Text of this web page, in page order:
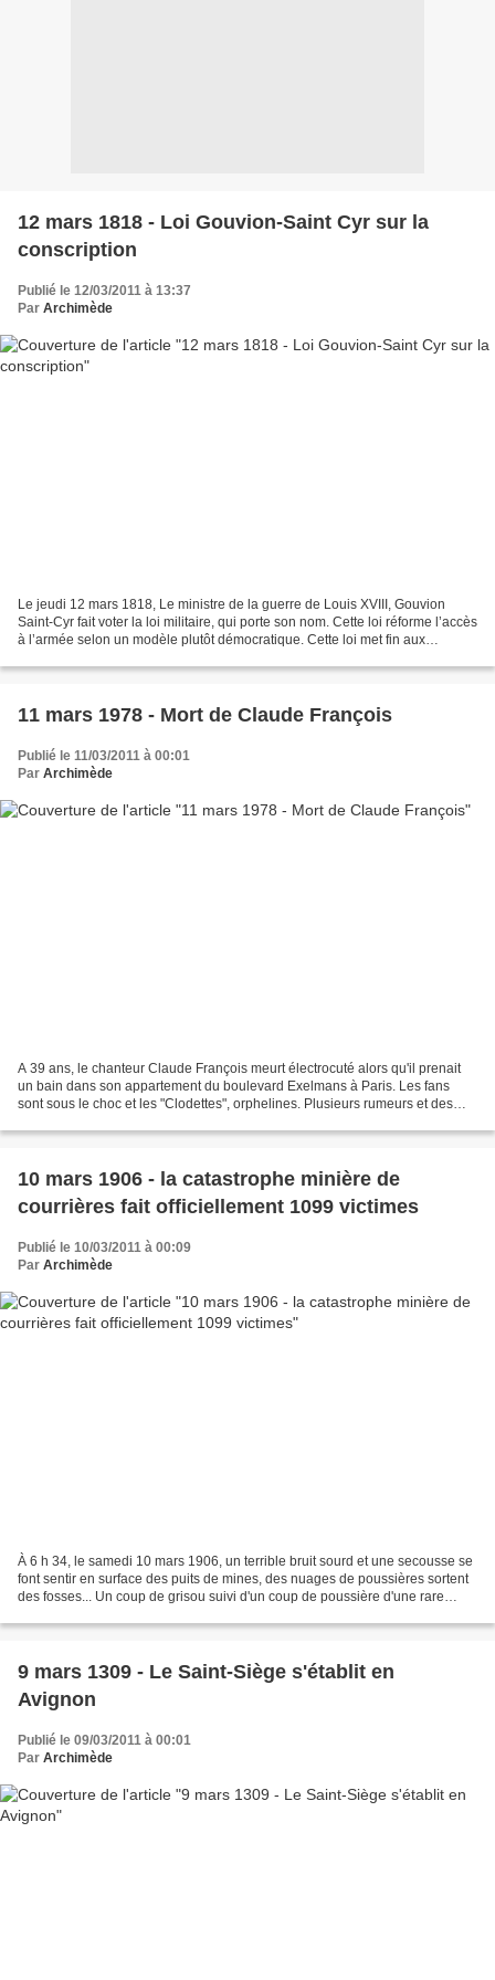
12 mars 1818 - Loi Gouvion-Saint Cyr sur la
conscription
Publié le 12/03/2011 à 13:37
Par Archimède
Le jeudi 12 mars 1818, Le ministre de la guerre de Louis XVIII, Gouvion
Saint-Cyr fait voter la loi militaire, qui porte son nom. Cette loi réforme l’accès
à l’armée selon un modèle plutôt démocratique. Cette loi met fin aux
11 mars 1978 - Mort de Claude François
Publié le 11/03/2011 à 00:01
Par Archimède
A 39 ans, le chanteur Claude François meurt électrocuté alors qu'il prenait
un bain dans son appartement du boulevard Exelmans à Paris. Les fans
sont sous le choc et les "Clodettes", orphelines. Plusieurs rumeurs et des
10 mars 1906 - la catastrophe minière de
courrières fait officiellement 1099 victimes
Publié le 10/03/2011 à 00:09
Par Archimède
À 6 h 34, le samedi 10 mars 1906, un terrible bruit sourd et une secousse se
font sentir en surface des puits de mines, des nuages de poussières sortent
des fosses... Un coup de grisou suivi d'un coup de poussière d'une rare
9 mars 1309 - Le Saint-Siège s'établit en
Avignon
Publié le 09/03/2011 à 00:01
Par Archimède